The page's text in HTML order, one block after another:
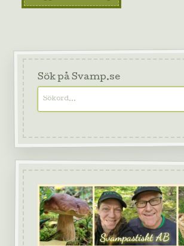
Sök på Svamp.se